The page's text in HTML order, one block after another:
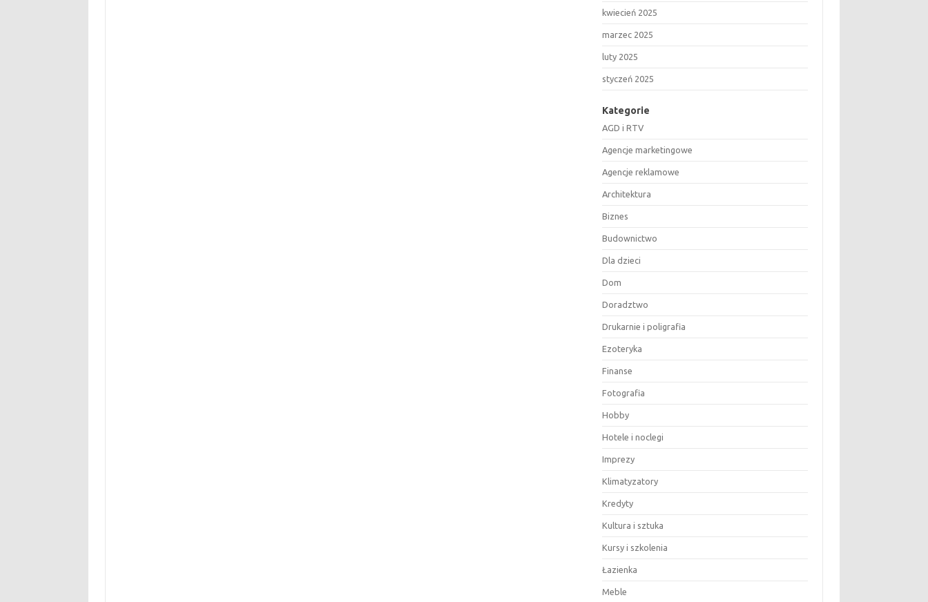
kwiecień 2025
marzec 2025
luty 2025
styczeń 2025
Kategorie
AGD i RTV
Agencje marketingowe
Agencje reklamowe
Architektura
Biznes
Budownictwo
Dla dzieci
Dom
Doradztwo
Drukarnie i poligrafia
Ezoteryka
Finanse
Fotografia
Hobby
Hotele i noclegi
Imprezy
Klimatyzatory
Kredyty
Kultura i sztuka
Kursy i szkolenia
Łazienka
Meble